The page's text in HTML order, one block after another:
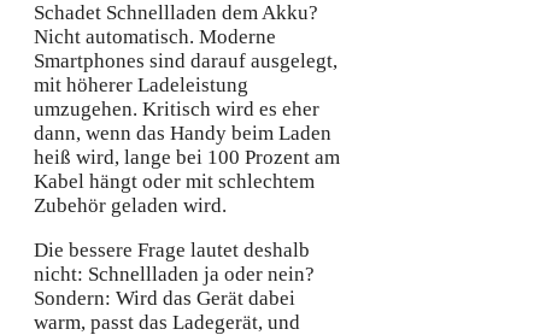
Schadet Schnellladen dem Akku?
Nicht automatisch. Moderne
Smartphones sind darauf ausgelegt,
mit höherer Ladeleistung
umzugehen. Kritisch wird es eher
dann, wenn das Handy beim Laden
heiß wird, lange bei 100 Prozent am
Kabel hängt oder mit schlechtem
Zubehör geladen wird.
Die bessere Frage lautet deshalb
nicht: Schnellladen ja oder nein?
Sondern: Wird das Gerät dabei
warm, passt das Ladegerät, und